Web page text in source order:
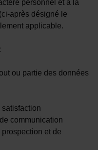
personnel et à la
après désigné le
applicable.
ou partie des données
satisfaction
communication
et de